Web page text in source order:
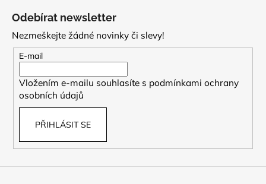
Odebírat newsletter
Nezmeškejte žádné novinky či slevy!
E-mail
Vložením e-mailu souhlasíte s podmínkami ochrany
osobních údajů
PŘIHLÁSIT SE